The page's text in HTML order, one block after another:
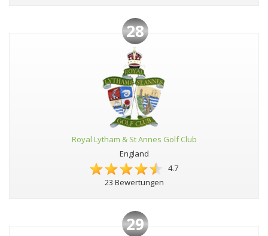
28
Royal Lytham & St Annes Golf Club
England
4.7
23 Bewertungen
29